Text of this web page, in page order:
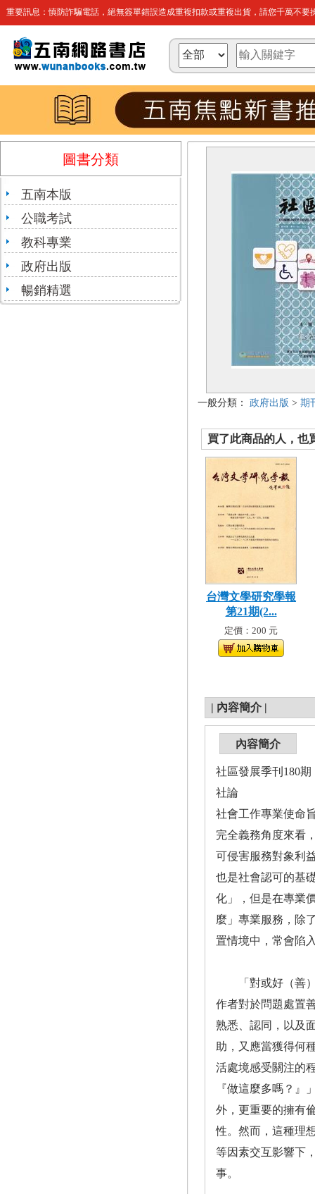
重要訊息：慎防詐騙電話，絕無簽單錯誤造成重複扣款或重複出貨，請您千萬不要
圖書分類
五南本版
公職考試
教科專業
政府出版
暢銷精選
一般分類： 政府出版 > 期
買了此商品的人，也
台灣文學研究學報
第21期(2...
定價：200 元
| 內容簡介 |
內容簡介
社區發展季刊180期
社論
社會工作專業使命
完全義務角度來看
可侵害服務對象利
也是社會認可的基
化」，但是在專業
麼」專業服務，除
置情境中，常會陷
「對或好（善）
作者對於問題處置
熟悉、認同，以及
助，又應當獲得何
活處境感受關注的
『做這麼多嗎？』
外，更重要的擁有
性。然而，這種理
等因素交互影響下
事。